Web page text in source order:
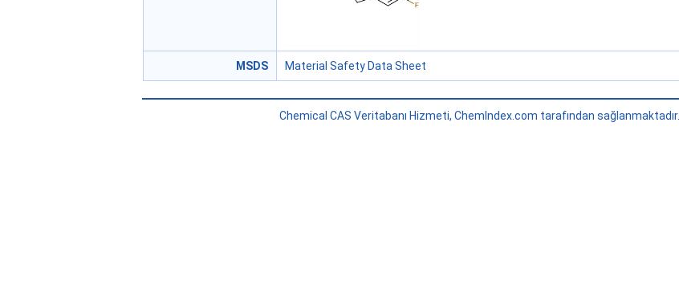
MSDS Material Safety Data Sheet
Chemical CAS Veritabanı Hizmeti, ChemIndex.com tarafından sağlanmaktadır.